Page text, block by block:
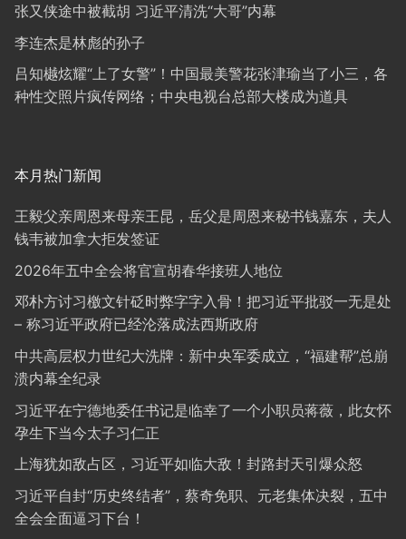
张又侠途中被截胡 习近平清洗“大哥”内幕
李连杰是林彪的孙子
吕知樾炫耀“上了女警”！中国最美警花张津瑜当了小三，各
种性交照片疯传网络；中央电视台总部大楼成为道具
本月热门新闻
王毅父亲周恩来母亲王昆，岳父是周恩来秘书钱嘉东，夫人
钱韦被加拿大拒发签证
2026年五中全会将官宣胡春华接班人地位
邓朴方讨习檄文针砭时弊字字入骨！把习近平批驳一无是处
– 称习近平政府已经沦落成法西斯政府
中共高层权力世纪大洗牌：新中央军委成立，“福建帮”总崩
溃内幕全纪录
习近平在宁德地委任书记是临幸了一个小职员蒋薇，此女怀
孕生下当今太子习仁正
上海犹如敌占区，习近平如临大敌！封路封天引爆众怒
习近平自封“历史终结者”，蔡奇免职、元老集体决裂，五中
全会全面逼习下台！